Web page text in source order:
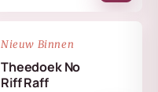
NIEUW
Nieuw Binnen
Theedoek No
Riff Raff